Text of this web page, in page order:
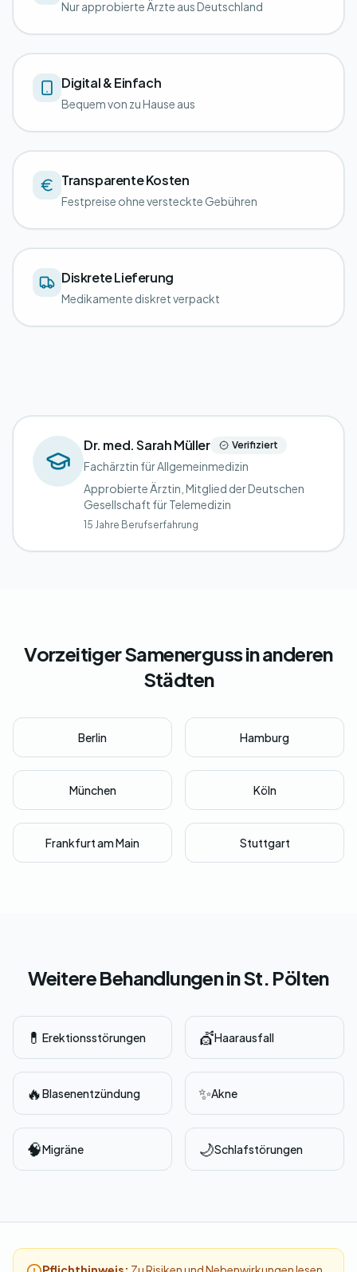
Nur approbierte Ärzte aus Deutschland
Digital & Einfach
Bequem von zu Hause aus
Transparente Kosten
Festpreise ohne versteckte Gebühren
Diskrete Lieferung
Medikamente diskret verpackt
Dr. med. Sarah Müller Verifiziert
Fachärztin für Allgemeinmedizin
Approbierte Ärztin, Mitglied der Deutschen
Gesellschaft für Telemedizin
15 Jahre Berufserfahrung
Vorzeitiger Samenerguss in anderen
Städten
Berlin Hamburg
München Köln
Frankfurt am Main Stuttgart
Weitere Behandlungen in St. Pölten
💊 Erektionsstörungen 💇Haarausfall
🔥Blasenentzündung ✨Akne
🧠Migräne 🌙Schlafstörungen